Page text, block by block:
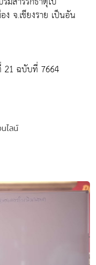
จ.เชียงราย เป็นอัน
ฉบับที่ 7664
ไลน์